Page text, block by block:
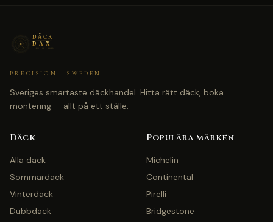
PRECISION · SWEDEN
Sveriges smartaste däckhandel. Hitta rätt däck, boka
montering — allt på ett ställe.
Däck
Alla däck
Sommardäck
Vinterdäck
Dubbdäck
Populära märken
Michelin
Continental
Pirelli
Bridgestone